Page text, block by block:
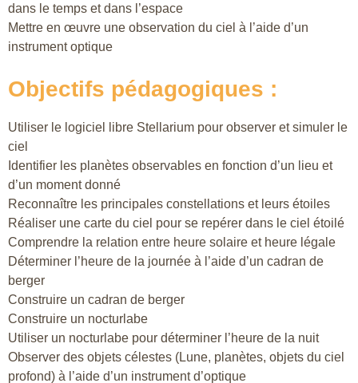
dans le temps et dans l’espace
Mettre en œuvre une observation du ciel à l’aide d’un
instrument optique
Objectifs pédagogiques :
Utiliser le logiciel libre Stellarium pour observer et simuler le
ciel
Identifier les planètes observables en fonction d’un lieu et
d’un moment donné
Reconnaître les principales constellations et leurs étoiles
Réaliser une carte du ciel pour se repérer dans le ciel étoilé
Comprendre la relation entre heure solaire et heure légale
Déterminer l’heure de la journée à l’aide d’un cadran de
berger
Construire un cadran de berger
Construire un nocturlabe
Utiliser un nocturlabe pour déterminer l’heure de la nuit
Observer des objets célestes (Lune, planètes, objets du ciel
profond) à l’aide d’un instrument d’optique